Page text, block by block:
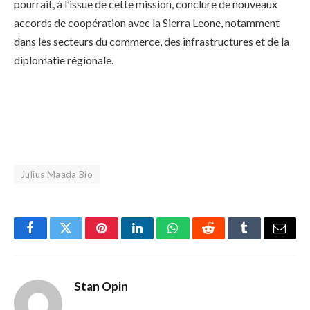
pourrait, à l’issue de cette mission, conclure de nouveaux
accords de coopération avec la Sierra Leone, notamment
dans les secteurs du commerce, des infrastructures et de la
diplomatie régionale.
Julius Maada Bio
FacebookTwitterPinterestLinkedInWhatsAppRedditTumblrEmail
Stan Opin